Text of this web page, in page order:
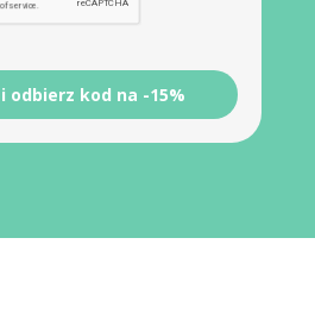
odbierz kod na -15%